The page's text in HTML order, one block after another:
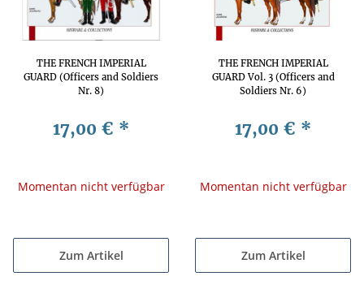
THE FRENCH IMPERIAL
GUARD (Officers and Soldiers
Nr. 8)
17,00 € *
Momentan nicht verfügbar
Zum Artikel
THE FRENCH IMPERIAL
GUARD Vol. 3 (Officers and
Soldiers Nr. 6)
17,00 € *
Momentan nicht verfügbar
Zum Artikel